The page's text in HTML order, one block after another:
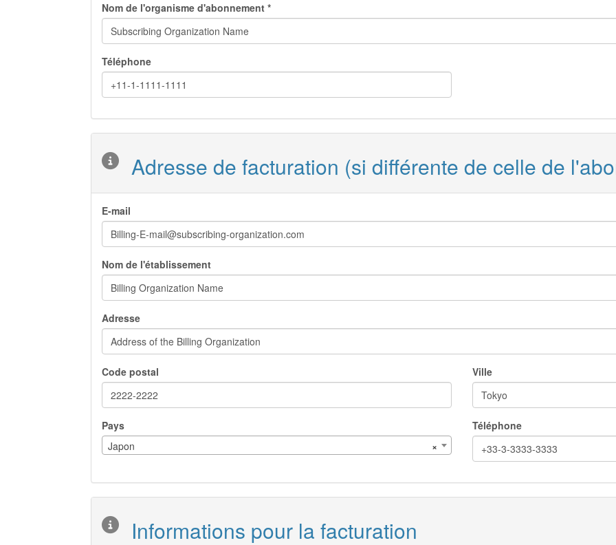
Nom de l'organisme d'abonnement *
Téléphone
Adresse de facturation (si différente de celle de
E-mail
Nom de l'établissement
Adresse
Code postal Ville
Pays
×
Japon
Téléphone
Informations pour la facturation